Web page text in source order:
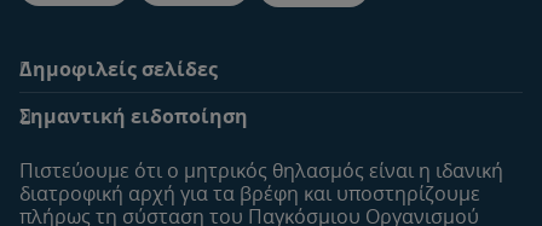
Δημοφιλείς σελίδες
Οι Ειδικοί μας
Συχνές ερωτήσεις
Αναζήτηση
Σχετικά με εμάς
Η σελίδα μου
Σημαντική ειδοποίηση
Πιστεύουμε ότι ο μητρικός θηλασμός είναι η ιδανική
διατροφική αρχή για τα βρέφη και υποστηρίζουμε
πλήρως τη σύσταση του Παγκόσμιου Οργανισμού